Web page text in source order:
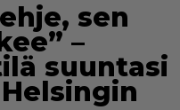
sen
–
suuntasi